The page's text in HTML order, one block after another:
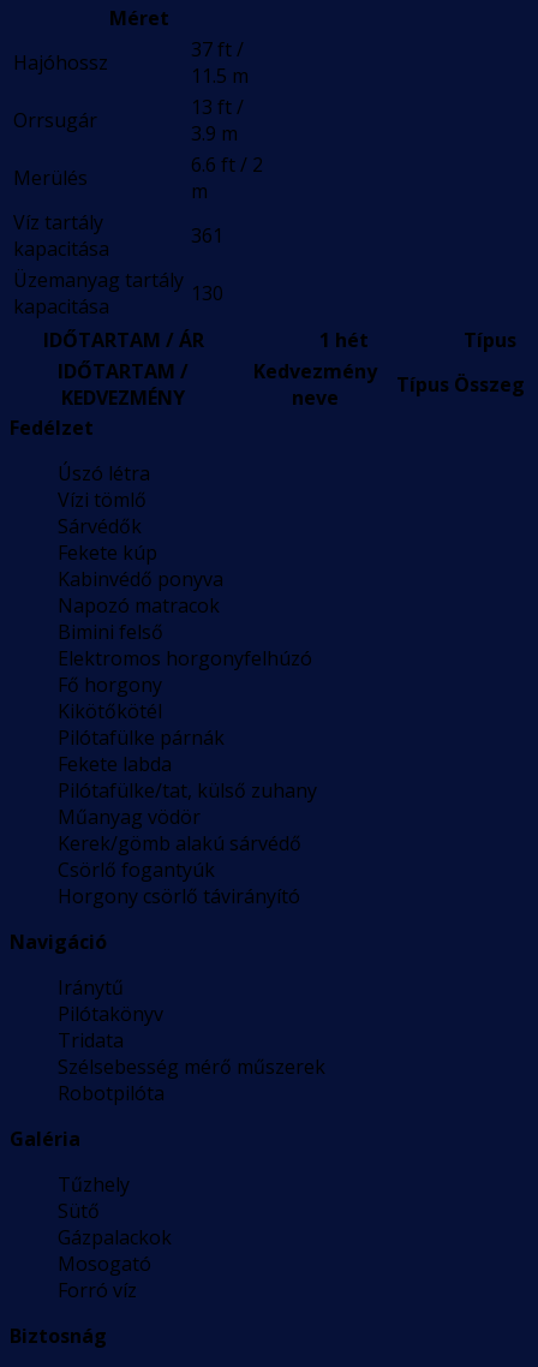
Méret
Hajóhossz
37 ft /
11.5 m
Orrsugár
13 ft /
3.9 m
Merülés
6.6 ft / 2
m
Víz tartály
kapacitása
361
Üzemanyag tartály
kapacitása
130
IDŐTARTAM / ÁR
1 hét
Típus
IDŐTARTAM /
KEDVEZMÉNY
Kedvezmény
neve
Típus Összeg
Fedélzet
Úszó létra
Vízi tömlő
Sárvédők
Fekete kúp
Kabinvédő ponyva
Napozó matracok
Bimini felső
Elektromos horgonyfelhúzó
Fő horgony
Kikötőkötél
Pilótafülke párnák
Fekete labda
Pilótafülke/tat, külső zuhany
Műanyag vödör
Kerek/gömb alakú sárvédő
Csörlő fogantyúk
Horgony csörlő távirányító
Navigáció
Iránytű
Pilótakönyv
Tridata
Szélsebesség mérő műszerek
Robotpilóta
Galéria
Tűzhely
Sütő
Gázpalackok
Mosogató
Forró víz
Biztosnág